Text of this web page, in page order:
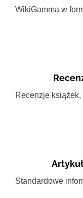
WikiGamma w
Recenzje
Standardowe